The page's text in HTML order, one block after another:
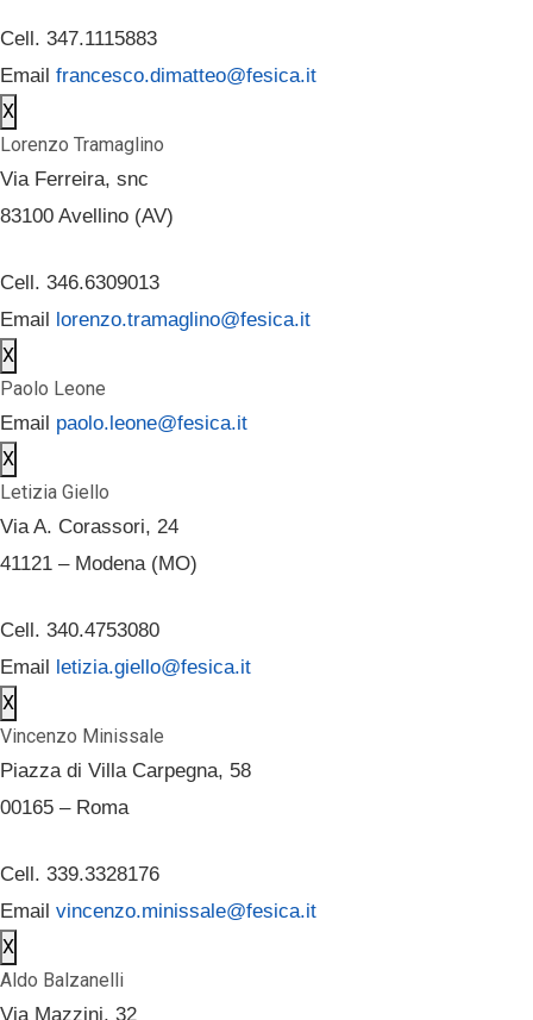
Cell. 347.1115883
Email francesco.dimatteo@fesica.it
X
Lorenzo Tramaglino
Via Ferreira, snc
83100 Avellino (AV)
Cell. 346.6309013
Email lorenzo.tramaglino@fesica.it
X
Paolo Leone
Email paolo.leone@fesica.it
X
Letizia Giello
Via A. Corassori, 24
41121 – Modena (MO)
Cell. 340.4753080
Email letizia.giello@fesica.it
X
Vincenzo Minissale
Piazza di Villa Carpegna, 58
00165 – Roma
Cell. 339.3328176
Email vincenzo.minissale@fesica.it
X
Aldo Balzanelli
Via Mazzini, 32